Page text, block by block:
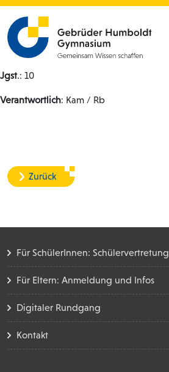
Jgst.: 10
Verantwortlich: Kam / Rb
Zurück
Für SchülerInnen: Schülervertretung
Für Eltern: Anmeldung und Infos
Digitaler Rundgang
Kontakt